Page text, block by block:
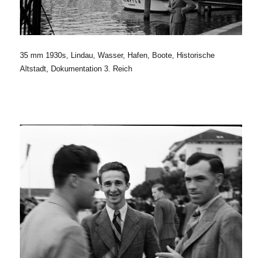
35 mm 1930s, Lindau, Wasser, Hafen, Boote, Historische
Altstadt, Dokumentation 3. Reich